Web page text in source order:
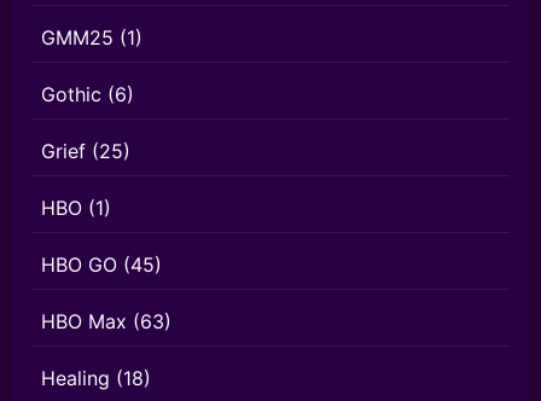
GMM25 (1)
Gothic (6)
Grief (25)
HBO (1)
HBO GO (45)
HBO Max (63)
Healing (18)